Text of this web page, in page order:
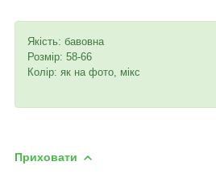
Якість: бавовна
Розмір: 58-66
Колір: як на фото, мікс
Приховати